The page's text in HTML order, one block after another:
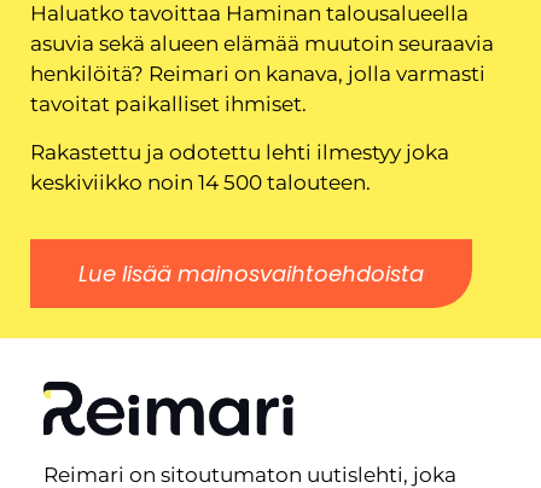
Haluatko tavoittaa Haminan talousalueella
asuvia sekä alueen elämää muutoin seuraavia
henkilöitä? Reimari on kanava, jolla varmasti
tavoitat paikalliset ihmiset.
Rakastettu ja odotettu lehti ilmestyy joka
keskiviikko noin 14 500 talouteen.
Lue lisää mainosvaihtoehdoista
Reimari on sitoutumaton uutislehti, joka